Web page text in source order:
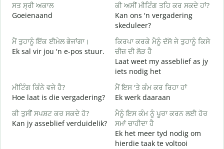
ਸਤ ਸ੍ਰੀ ਅਕਾਲ
Goeienaand
ਕੀ ਅਸੀਂ ਮੀਟਿੰਗ ਤਹਿ ਕਰ ਸਕਦੇ ਹਾਂ?
Kan ons 'n vergadering
skeduleer?
ਮੈਂ ਤੁਹਾਨੂੰ ਇੱਕ ਈਮੇਲ ਭੇਜਾਂਗਾ।
Ek sal vir jou 'n e-pos stuur.
ਕਿਰਪਾ ਕਰਕੇ ਮੈਨੂੰ ਦੱਸੋ ਜੇ ਤੁਹਾਨੂੰ ਕਿਸੇ
ਚੀਜ਼ ਦੀ ਲੋੜ ਹੈ
Laat weet my asseblief as jy
iets nodig het
ਮੀਟਿੰਗ ਕਿੰਨੇ ਵਜੇ ਹੈ?
Hoe laat is die vergadering?
ਮੈਂ ਇਸ 'ਤੇ ਕੰਮ ਕਰ ਰਿਹਾ ਹਾਂ
Ek werk daaraan
ਕੀ ਤੁਸੀਂ ਸਪਸ਼ਟ ਕਰ ਸਕਦੇ ਹੋ?
Kan jy asseblief verduidelik?
ਮੈਨੂੰ ਇਸ ਕੰਮ ਨੂੰ ਪੂਰਾ ਕਰਨ ਲਈ ਹੋਰ
ਸਮਾਂ ਚਾਹੀਦਾ ਹੈ
Ek het meer tyd nodig om
hierdie taak te voltooi